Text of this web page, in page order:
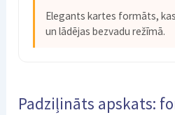
Elegants kartes formāts,
un lādējas bezvadu režīmā.
Padziļināts apskats: